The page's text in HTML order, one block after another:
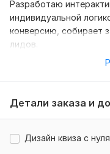
Разработаю
индивидуальной
конверсию, собирает
лидов.
Квиз
HTML, CSS, Bootstrap,
Без конструкторов и
Детали заказа и
Дизайн квиза с нуля